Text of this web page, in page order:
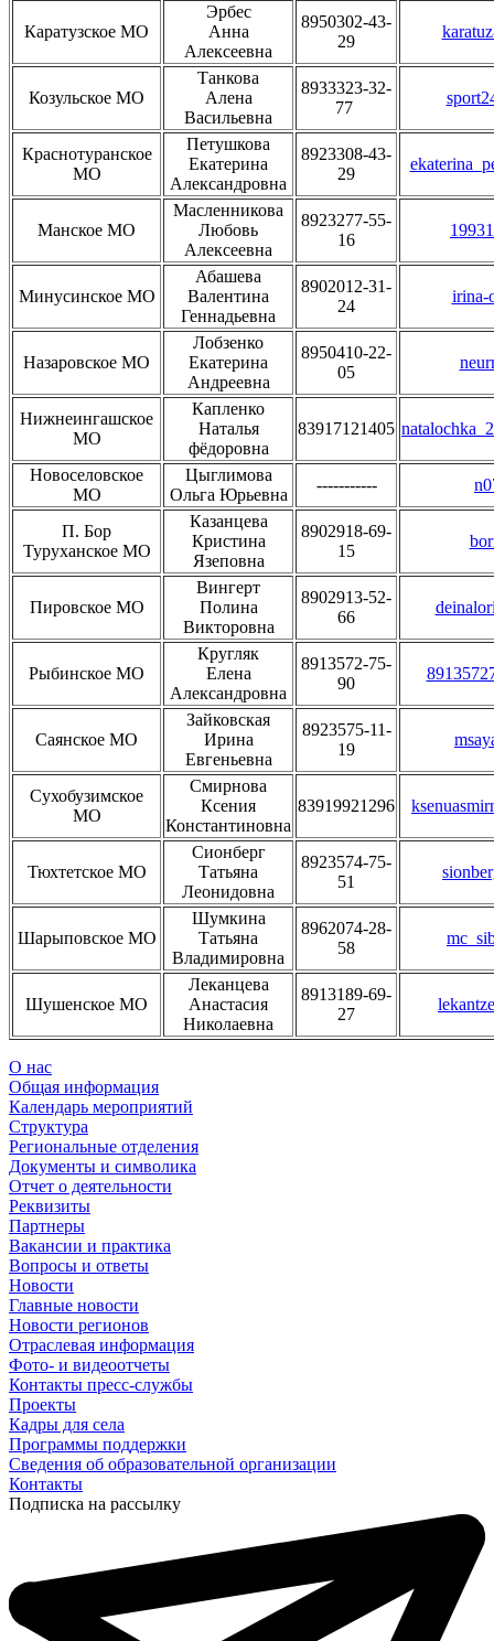
Каратузское МО
Эрбес
Анна
Алексеевна
8950302-43-
29
Козульское МО
Танкова
Алена
Васильевна
8933323-32-
77
Краснотуранское
МО
Петушкова
Екатерина
Александровна
8923308-43-
29
Манское МО
Масленникова
Любовь
Алексеевна
8923277-55-
16
Минусинское МО
Абашева
Валентина
Геннадьевна
8902012-31-
24
irina-
Назаровское МО
Лобзенко
Екатерина
Андреевна
8950410-22-
05
Нижнеингашское
МО
Капленко
Наталья
фёдоровна
83917121405
Новоселовское
МО
Цыглимова
Ольга Юрьевна
-----------
П. Бор
Туруханское МО
Казанцева
Кристина
Язеповна
8902918-69-
15
Пировское МО
Вингерт
Полина
Викторовна
8902913-52-
66
Рыбинское МО
Кругляк
Елена
Александровна
8913572-75-
90
Саянское МО
Зайковская
Ирина
Евгеньевна
8923575-11-
19
Сухобузимское
МО
Смирнова
Ксения
Константиновна
83919921296
Тюхтетское МО
Сионберг
Татьяна
Леонидовна
8923574-75-
51
Шарыповское МО
Шумкина
Татьяна
Владимировна
8962074-28-
58
Шушенское МО
Леканцева
Анастасия
Николаевна
8913189-69-
27
О нас
Общая информация
Календарь мероприятий
Структура
Региональные отделения
Документы и символика
Отчет о деятельности
Реквизиты
Партнеры
Вакансии и практика
Вопросы и ответы
Новости
Главные новости
Новости регионов
Отраслевая информация
Фото- и видеоотчеты
Контакты пресс-службы
Проекты
Кадры для села
Программы поддержки
Сведения об образовательной организации
Контакты
Подписка на рассылку